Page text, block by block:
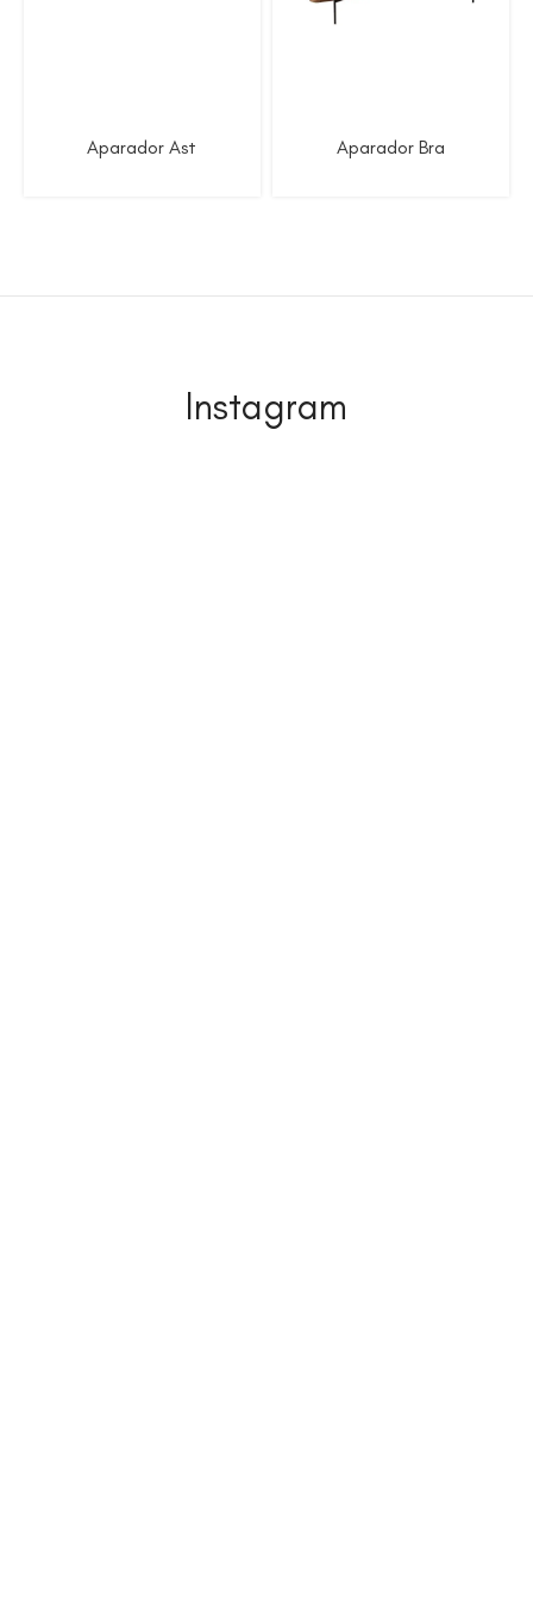
Aparador Ast Aparador Bra
Instagram